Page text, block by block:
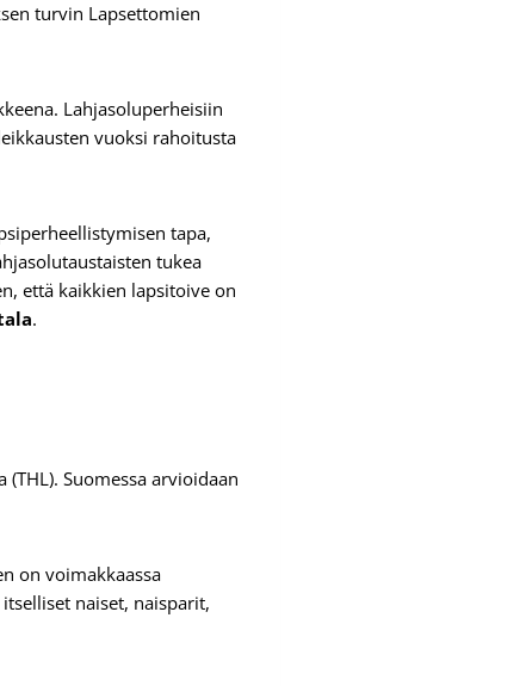
turvin Lapsettomien
Lahjasoluperheisiin
vuoksi rahoitusta
tapa,
tukea
että kaikkien lapsitoive on
.
Suomessa arvioidaan
on voimakkaassa
naiset, naisparit,